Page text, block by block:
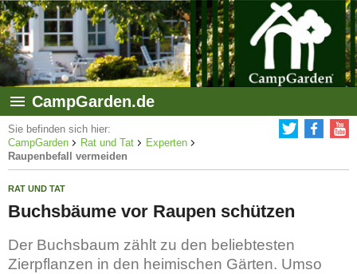
CampGarden.de
Sie befinden sich hier:
CampGarden
Rat und Tat
Experten
Raupenbefall vermeiden
RAT UND TAT
Buchsbäume vor Raupen schützen
Der Buchsbaum zählt zu den beliebtesten
Zierpflanzen in den heimischen Gärten. Umso